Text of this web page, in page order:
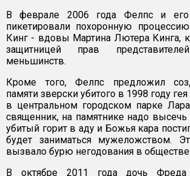
В феврале 2006 года Фелпс и его
пикетировали похоронную
Кинг - вдовы Мартина Лютера Кинга,
защитницей прав
меньшинств.
Кроме того, Фелпс предложил
памяти зверски убитого в 1998 году
в центральном городском парке
священник, на памятнике надо высечь
убитый горит в аду и Божья кара
будет заниматься мужеложством.
вызвало бурю негодования в обществе.
В октябре 2011 года дочь